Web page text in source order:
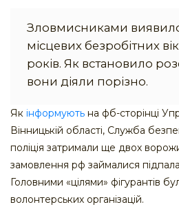
Зловмисниками
місцевих безробітних
років. Як встановило
вони діяли порізно.
Як інформують на фб-сторінці
Вінницькій області, Служба
поліція затримали ще двох
замовлення рф займалися
Головними «цілями» фігурантів
волонтерських організацій.